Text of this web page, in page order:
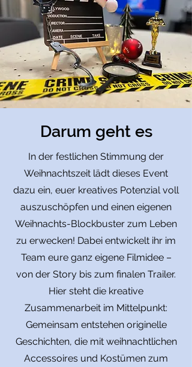
Darum geht es
In der festlichen Stimmung der
Weihnachtszeit lädt dieses Event
dazu ein, euer kreatives Potenzial voll
auszuschöpfen und einen eigenen
Weihnachts-Blockbuster zum Leben
zu erwecken! Dabei entwickelt ihr im
Team eure ganz eigene Filmidee –
von der Story bis zum finalen Trailer.
Hier steht die kreative
Zusammenarbeit im Mittelpunkt:
Gemeinsam entstehen originelle
Geschichten, die mit weihnachtlichen
Accessoires und Kostümen zum